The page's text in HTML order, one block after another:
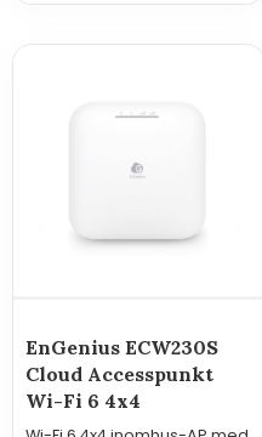
EnGenius ECW230S
Cloud Accesspunkt
Wi-Fi 6 4x4